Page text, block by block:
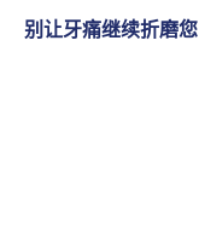
别让牙痛继续折磨您